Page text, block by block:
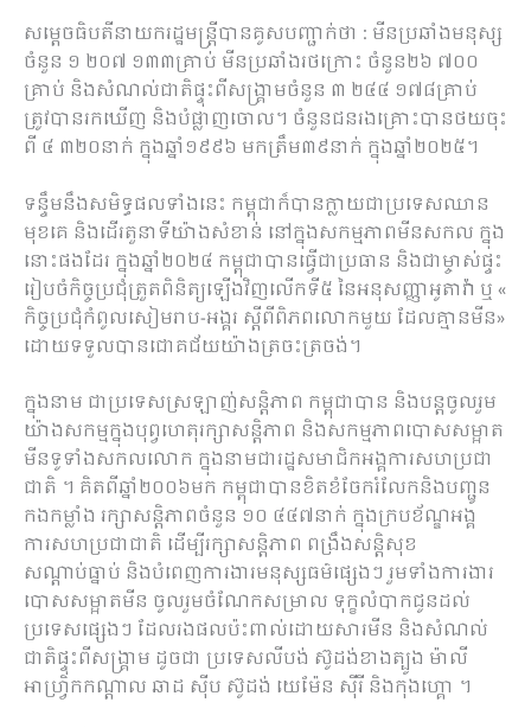
សម្តេច​ធិ​បតី​នាយក​រដ្ឋមន្ត្រីបាន​គូសបញ្ជាក់​ថា : មីន​ប្រឆាំង​មនុស្ស​
ចំនួន ១ ២០៧ ១៣៣​គ្រាប់ មីន​ប្រឆាំង​រថក្រោះ ចំនួន២៦ ៧០០​
គ្រាប់ និង​សំណល់​ជាតិ​ផ្ទុះ​ពី​សង្គ្រាម​ចំនួន ៣ ២៤៤ ១៧៨​គ្រាប់
ត្រូវ​បាន​រក​ឃើញ និង​បំផ្លាញ​ចោល​។ ចំនួន​ជន​រង​គ្រោះ​បាន​ថយ​ចុះ​
ពី ៤ ៣២០​នាក់ ក្នុង​ឆ្នាំ​១៩៩៦ មក​ត្រឹម៣៩​នាក់ ក្នុង​ឆ្នាំ​២០២៥​។
ទន្ទឹម​នឹង​សមិទ្ធផល​ទាំងនេះ កម្ពុជា​ក៏​បាន​ក្លាយជា​ប្រទេស​ឈាន
មុខ​គេ និង​ដើរតួ​នាទី​យ៉ាង​សំខាន់ នៅ​ក្នុង​សកម្មភាព​មីន​សកល ក្នុង​
នោះ​ផង​ដែរ ក្នុង​ឆ្នាំ​២០២៤ កម្ពុជា​បាន​ធ្វើ​ជា​ប្រធាន និង​ជា​ម្ចាស់ផ្ទះ​
រៀបចំ​កិច្ចប្រជុំ​ត្រួតពិនិត្យ​ឡើង​វិញ​លើក​ទី​៥ នៃ​អនុសញ្ញា​អូ​តា​វ៉ា ឬ «​
កិច្ចប្រជុំ​កំពូល​សៀមរាប​-​អង្គរ ស្តី​ពី​ពិភពលោក​មួយ ដែល​គ្មាន​មីន​»
ដោយ​ទទួល​បាន​ជោគជ័យ​យ៉ាង​ត្រចះត្រចង់​។
ក្នុង​នាម ​ជា​ប្រទេស​ស្រឡាញ់​សន្តិភាព កម្ពុជា​បាន និង​បន្ត​ចូលរួម​
យ៉ាង​សកម្ម​ក្នុង​បុព្វហេតុ​រក្សា​សន្តិភាព និង​សកម្មភាព​បោសសម្អាត​
មីន​ទូ​ទាំង​សកលលោក ក្នុង​នាម​ជា​រដ្ឋ​សមាជិក​អង្គការ​សហប្រជា
ជាតិ​ ។ គិត​ពី​ឆ្នាំ​២០០៦​មក កម្ពុជា​បាន​ខិតខំ​ចែករំលែក​និង​បញ្ជូន​
កងកម្លាំង រក្សា​សន្តិភាព​ចំនួន ១០ ៤៤៧​នាក់ ក្នុង​ក្របខ័ណ្ឌ​អង្គ
ការសហប្រជាជាតិ ដើម្បី​រក្សា​សន្តិភាព ពង្រឹង​សន្តិសុខ
សណ្តាប់ធ្នាប់ និង​បំពេញការងារ​មនុស្សធម៌​ផ្សេង​ៗ រួម​ទាំង​ការងារ​
បោសសម្អាត​មីន ចូលរួម​ចំណែក​សម្រាល ទុក្ខ​លំបាក​ជូន​ដល់​
ប្រទេស​ផ្សេង​ៗ ដែល​រង​ផល​ប៉ះពាល់​ដោយសារ​មីន និង​សំណល់​
ជាតិ​ផ្ទុះ​ពី​សង្គ្រាម ដូច​ជា ប្រទេស​លី​បង់ ស៊ូ​ដង់​ខាងត្បូង ម៉ា​លី
អាហ្វ្រិក​កណ្តាល ឆា​ដ ស៊ី​ប ស៊ូ​ដង់ យេ​ម៉ែ​ន ស៊ី​រី និង​កុង​ហ្គោ​ ។